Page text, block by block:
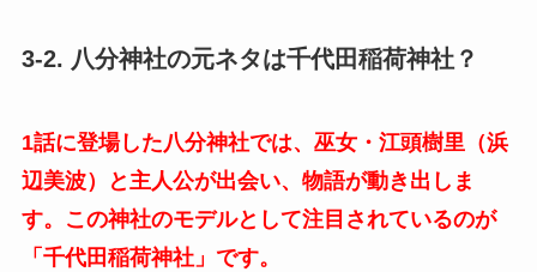
3-2. 八分神社の元ネタは千代田稲荷神社？
1話に登場した八分神社では、巫女・江頭樹里（浜
辺美波）と主人公が出会い、物語が動き出しま
す。この神社のモデルとして注目されているのが
「千代田稲荷神社」です。